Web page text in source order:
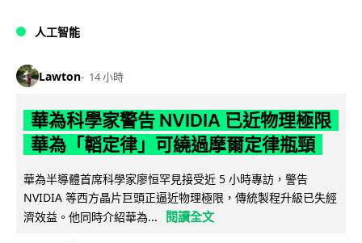
人工智能
Lawton 14 小時
華為科學家警告 NVIDIA 已近物理極限
華為「韜定律」可繞過摩爾定律瓶頸
華為半導體首席科學家廖恒罕見接受近 5 小時專訪，警告
NVIDIA 等西方晶片巨頭正逼近物理極限，傳統製程升級已失經
濟效益。他同時介紹華為...
閱讀全文